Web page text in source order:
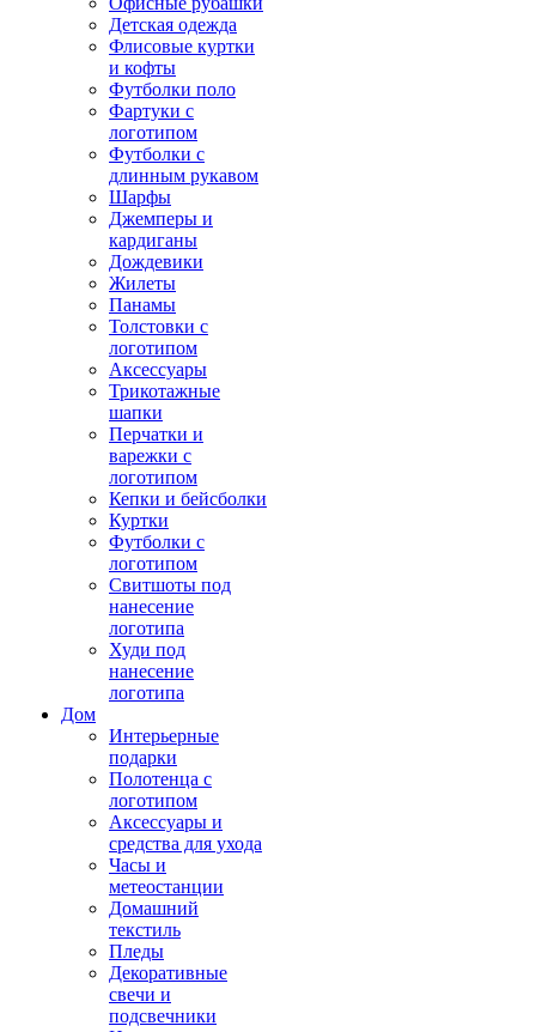
Детская одежда
Флисовые куртки
и кофты
Футболки поло
Фартуки с
логотипом
Футболки с
длинным рукавом
Шарфы
Джемперы и
кардиганы
Дождевики
Жилеты
Панамы
Толстовки с
логотипом
Аксессуары
Трикотажные
шапки
Перчатки и
варежки с
логотипом
Кепки и бейсболки
Куртки
Футболки с
логотипом
Свитшоты под
нанесение
логотипа
Худи под
нанесение
логотипа
Дом
Интерьерные
подарки
Полотенца с
логотипом
Аксессуары и
средства для ухода
Часы и
метеостанции
Домашний
текстиль
Пледы
Декоративные
свечи и
подсвечники